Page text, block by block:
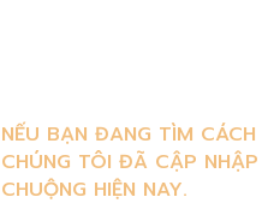
NẾU BẠN ĐANG TÌM
CHÚNG TÔI ĐÃ CẬP
CHUỘNG HIỆN NAY.